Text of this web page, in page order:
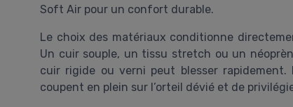
Soft Air pour un confort durable.
Le choix des matériaux conditionne
Un cuir souple, un tissu stretch ou un
cuir rigide ou verni peut blesser
coupent en plein sur l’orteil dévié et de